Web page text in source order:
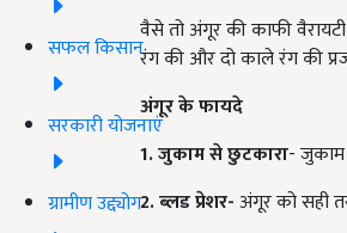
सफल किसान
सरकारी योजनाएं
ग्रामीण उद्द्योग
वैसे तो अंगूर की काफी
रंग की और दो काले रंग की
अंगूर के फायदे
1. जुकाम से छुटकारा- जुकाम
2. ब्लड प्रेशर-अंगूर को सही